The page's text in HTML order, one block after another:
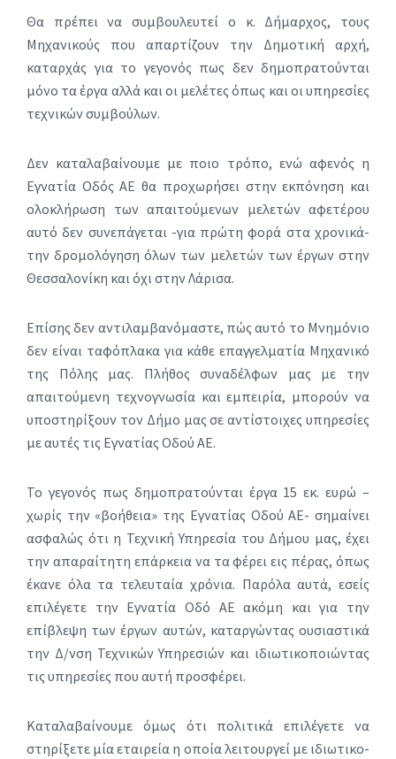
Θα πρέπει να συμβουλευτεί ο κ. Δήμαρχος, τους
Μηχανικούς που απαρτίζουν την Δημοτική αρχή,
καταρχάς για το γεγονός πως δεν δημοπρατούνται
μόνο τα έργα αλλά και οι μελέτες όπως και οι υπηρεσίες
τεχνικών συμβούλων.
Δεν καταλαβαίνουμε με ποιο τρόπο, ενώ αφενός η
Εγνατία Οδός ΑΕ θα προχωρήσει στην εκπόνηση και
ολοκλήρωση των απαιτούμενων μελετών αφετέρου
αυτό δεν συνεπάγεται -για πρώτη φορά στα χρονικά-
την δρομολόγηση όλων των μελετών των έργων στην
Θεσσαλονίκη και όχι στην Λάρισα.
Επίσης δεν αντιλαμβανόμαστε, πώς αυτό το Μνημόνιο
δεν είναι ταφόπλακα για κάθε επαγγελματία Μηχανικό
της Πόλης μας. Πλήθος συναδέλφων μας με την
απαιτούμενη τεχνογνωσία και εμπειρία, μπορούν να
υποστηρίξουν τον Δήμο μας σε αντίστοιχες υπηρεσίες
με αυτές τις Εγνατίας Οδού ΑΕ.
Το γεγονός πως δημοπρατούνται έργα 15 εκ. ευρώ –
χωρίς την «βοήθεια» της Εγνατίας Οδού ΑΕ- σημαίνει
ασφαλώς ότι η Τεχνική Υπηρεσία του Δήμου μας, έχει
την απαραίτητη επάρκεια να τα φέρει εις πέρας, όπως
έκανε όλα τα τελευταία χρόνια. Παρόλα αυτά, εσείς
επιλέγετε την Εγνατία Οδό ΑΕ ακόμη και για την
επίβλεψη των έργων αυτών, καταργώντας ουσιαστικά
την Δ/νση Τεχνικών Υπηρεσιών και ιδιωτικοποιώντας
τις υπηρεσίες που αυτή προσφέρει.
Καταλαβαίνουμε όμως ότι πολιτικά επιλέγετε να
στηρίξετε μία εταιρεία η οποία λειτουργεί με ιδιωτικο-